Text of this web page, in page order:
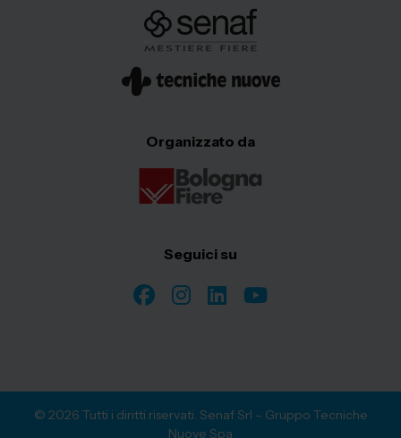
Organizzato da
Seguici su
© 2026 Tutti i diritti riservati. Senaf Srl – Gruppo Tecniche
Nuove Spa